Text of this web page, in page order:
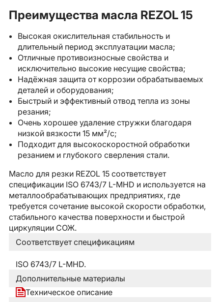
Преимущества масла REZOL 15
Высокая окислительная стабильность и
длительный период эксплуатации масла;
Отличные противоизносные свойства и
исключительно высокие несущие свойства;
Надёжная защита от коррозии обрабатываемых
деталей и оборудования;
Быстрый и эффективный отвод тепла из зоны
резания;
Очень хорошее удаление стружки благодаря
низкой вязкости 15 мм²/с;
Подходит для высокоскоростной обработки
резанием и глубокого сверления стали.
Масло для резки REZOL 15 соответствует
спецификации ISO 6743/7 L-MHD и используется на
металлообрабатывающих предприятиях, где
требуется сочетание высокой скорости обработки,
стабильного качества поверхности и быстрой
циркуляции СОЖ.
Соответствует спецификациям
ISO 6743/7 L-MHD.
Дополнительные материалы
Техническое описание